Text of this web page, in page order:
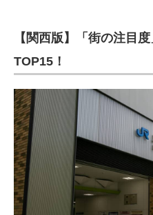
【関西版】「街の注目
TOP15！